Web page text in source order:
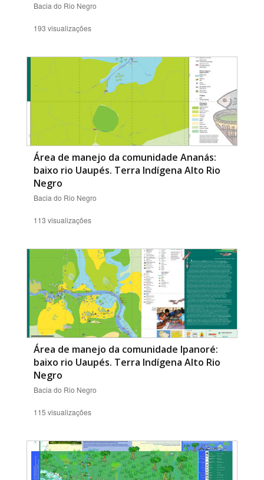
Bacia do Rio Negro
193 visualizações
Área de manejo da comunidade Ananás:
baixo rio Uaupés. Terra Indígena Alto Rio
Negro
Bacia do Rio Negro
113 visualizações
Área de manejo da comunidade Ipanoré:
baixo rio Uaupés. Terra Indígena Alto Rio
Negro
Bacia do Rio Negro
115 visualizações